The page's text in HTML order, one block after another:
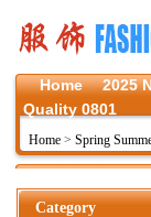
Home 2025
Quality 0801
Home > Spring
Category